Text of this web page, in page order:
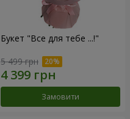
Букет "Все для тебе ...!"
5 499 грн
Замовити